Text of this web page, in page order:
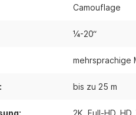
Camouflage
¼-20“
mehrsprachige
bis zu 25 m
2K , Full-HD, HD,